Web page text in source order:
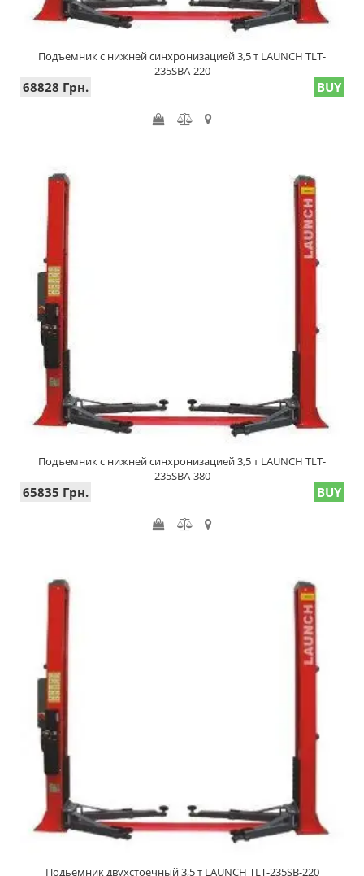
Подъемник с нижней синхронизацией 3,5 т LAUNCH TLT-
235SBA-220
68828 Грн. BUY
Подъемник с нижней синхронизацией 3,5 т LAUNCH TLT-
235SBA-380
65835 Грн. BUY
Подьемник двухстоечный 3,5 т LAUNCH TLT-235SB-220